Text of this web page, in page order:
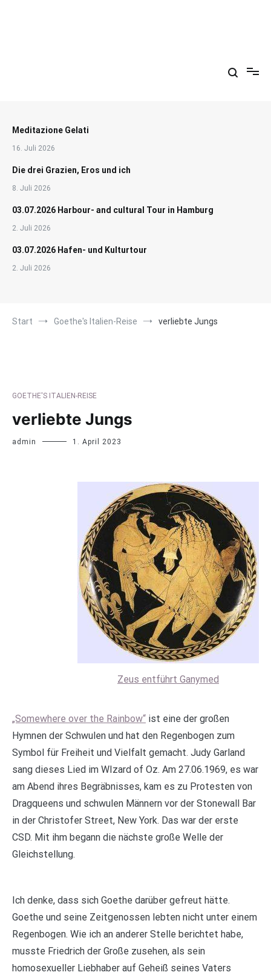
Meditazione Gelati
16. Juli 2026
Die drei Grazien, Eros und ich
8. Juli 2026
03.07.2026 Harbour- and cultural Tour in Hamburg
2. Juli 2026
03.07.2026 Hafen- und Kulturtour
2. Juli 2026
Start Goethe's Italien-Reise verliebte Jungs
GOETHE'S ITALIEN-REISE
verliebte Jungs
admin 1. April 2023
Zeus entführt Ganymed
„Somewhere over the Rainbow“ ist eine der großen
Hymnen der Schwulen und hat den Regenbogen zum
Symbol für Freiheit und Vielfalt gemacht. Judy Garland
sang dieses Lied im WIzard of Oz. Am 27.06.1969, es war
am Abend ihres Begräbnisses, kam es zu Protesten von
Dragqueens und schwulen Männern vor der Stonewall Bar
in der Christofer Street, New York. Das war der erste
CSD. Mit ihm begann die nächste große Welle der
Gleichstellung.
Ich denke, dass sich Goethe darüber gefreut hätte.
Goethe und seine Zeitgenossen lebten nicht unter einem
Regenbogen. Wie ich an anderer Stelle berichtet habe,
musste Friedrich der Große zusehen, als sein
homosexueller Liebhaber auf Geheiß seines Vaters